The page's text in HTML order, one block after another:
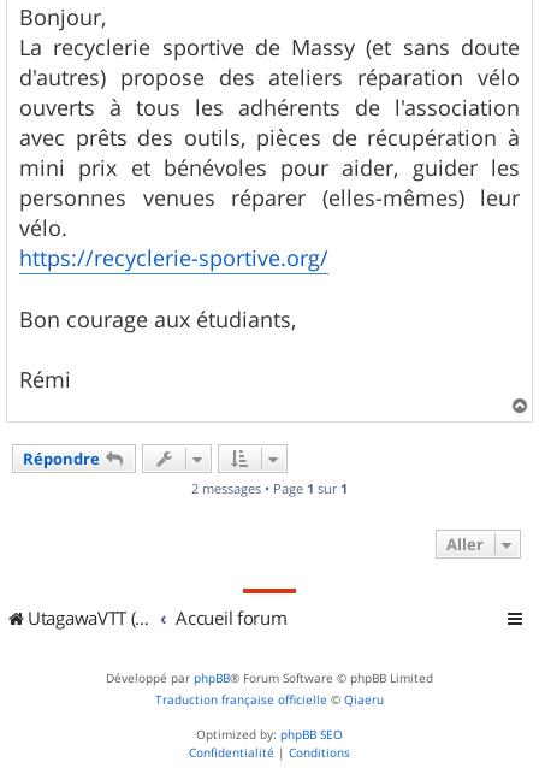
s
s
a
g
e
Bonjour,
La recyclerie sportive de Massy (et sans doute
d'autres) propose des ateliers réparation vélo
ouverts à tous les adhérents de l'association
avec prêts des outils, pièces de récupération à
mini prix et bénévoles pour aider, guider les
personnes venues réparer (elles-mêmes) leur
vélo.
https://recyclerie-sportive.org/
Bon courage aux étudiants,
Rémi
a
Répondre
2 messages • Page 1 sur 1
Aller
UtagawaVTT (Randos VTT et VTTAE avec traces GPS) Accueil forum
Développé par phpBB® Forum Software © phpBB Limited
Traduction française officielle © Qiaeru
Optimized by: phpBB SEO
Confidentialité | Conditions